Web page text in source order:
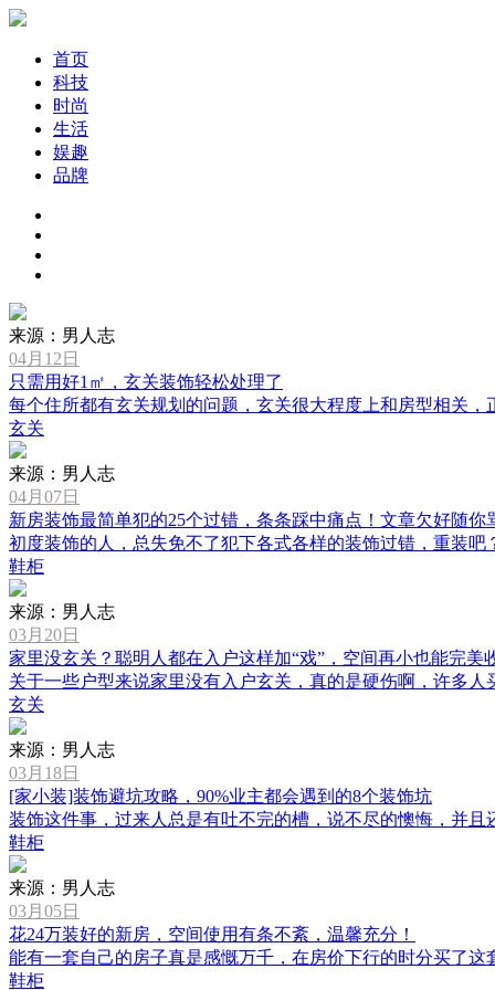
首页
科技
时尚
生活
娱趣
品牌
来源：男人志
04月12日
只需用好1㎡，玄关装饰轻松处理了
每个住所都有玄关规划的问题，玄关很大程度上和房型相关
玄关
来源：男人志
04月07日
新房装饰最简单犯的25个过错，条条踩中痛点！文章欠好随你
初度装饰的人，总失免不了犯下各式各样的装饰过错，重装
鞋柜
来源：男人志
03月20日
家里没玄关？聪明人都在入户这样加“戏”，空间再小也能完美
关于一些户型来说家里没有入户玄关，真的是硬伤啊，许多
玄关
来源：男人志
03月18日
[家小装]装饰避坑攻略，90%业主都会遇到的8个装饰坑
装饰这件事，过来人总是有吐不完的槽，说不尽的懊悔，并
鞋柜
来源：男人志
03月05日
花24万装好的新房，空间使用有条不紊，温馨充分！
能有一套自己的房子真是感慨万千，在房价下行的时分买了
鞋柜